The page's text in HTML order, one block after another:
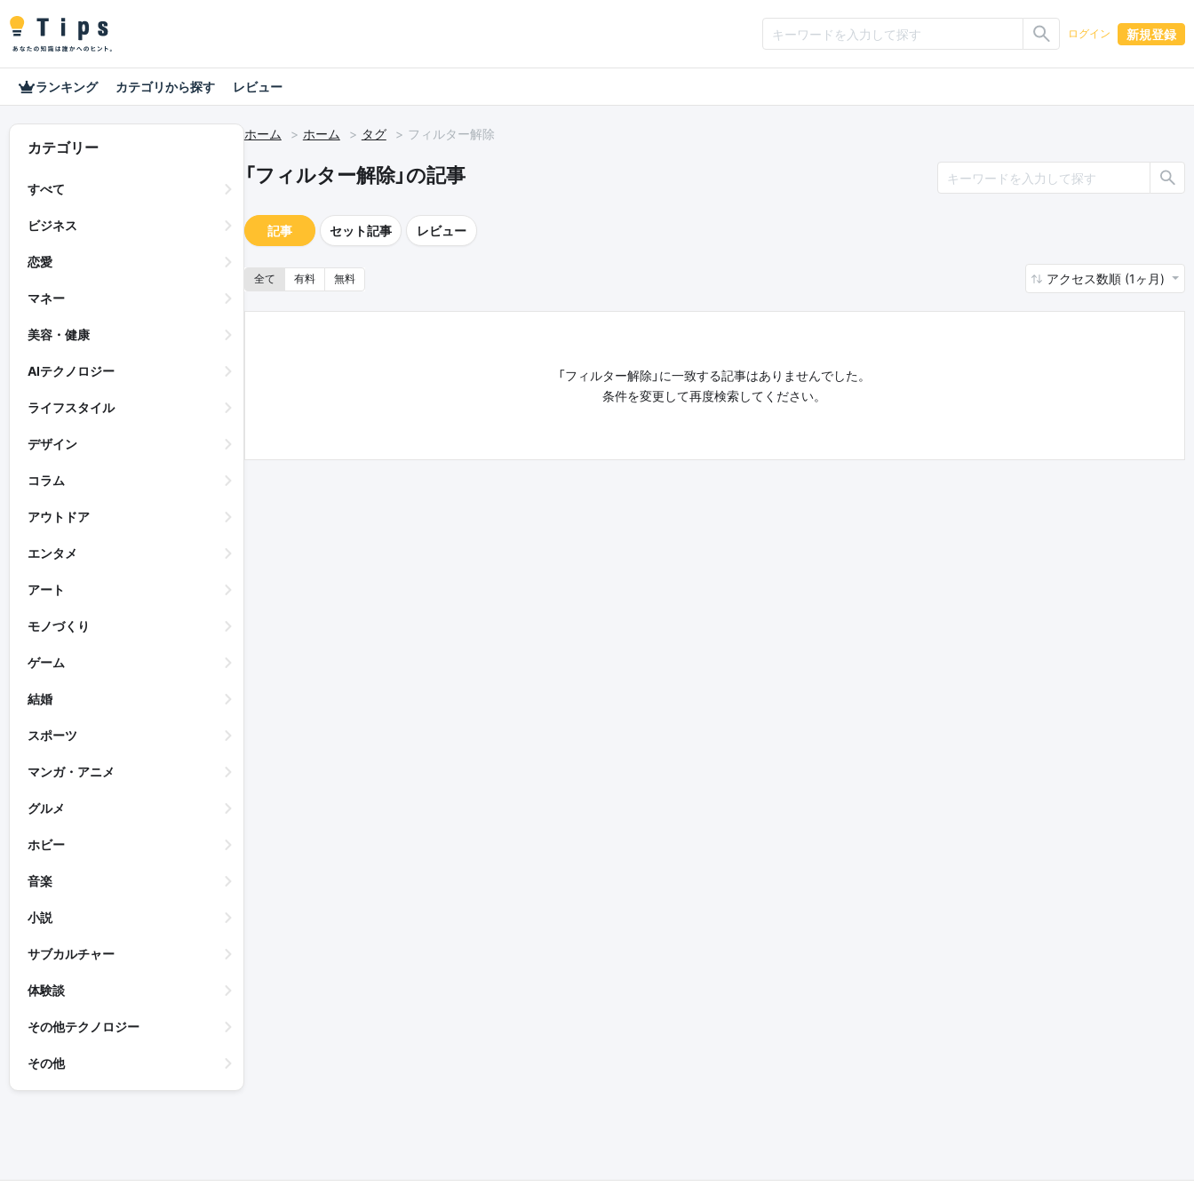
ログイン 新規登録
ランキング カテゴリから探す レビュー
カテゴリー
すべて
ビジネス
恋愛
マネー
美容・健康
AIテクノロジー
ライフスタイル
デザイン
コラム
アウトドア
エンタメ
アート
モノづくり
ゲーム
結婚
スポーツ
マンガ・アニメ
グルメ
ホビー
音楽
小説
サブカルチャー
体験談
その他テクノロジー
その他
ホーム ホーム タグ フィルター解除
「フィルター解除」の記事
記事 セット記事 レビュー
全て 有料 無料 アクセス数順 (1ヶ月)
「フィルター解除」に一致する記事はありませんでした。
条件を変更して再度検索してください。